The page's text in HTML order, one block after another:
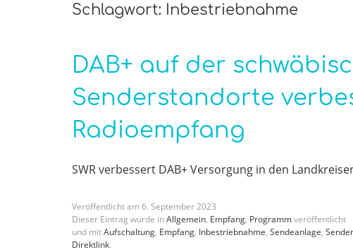
Schlagwort: Inbestriebnahme
DAB+ auf der
Senderstandorte
Radioempfang
SWR verbessert DAB+ Versorgung in den
Veröffentlicht am 6. September2023
Dieser Eintrag wurde inAllgemein, Empfang, Programmveröffentlicht
und mitAufschaltung, Empfang, Inbestriebnahme, Sendeanlage,
Direktlink.